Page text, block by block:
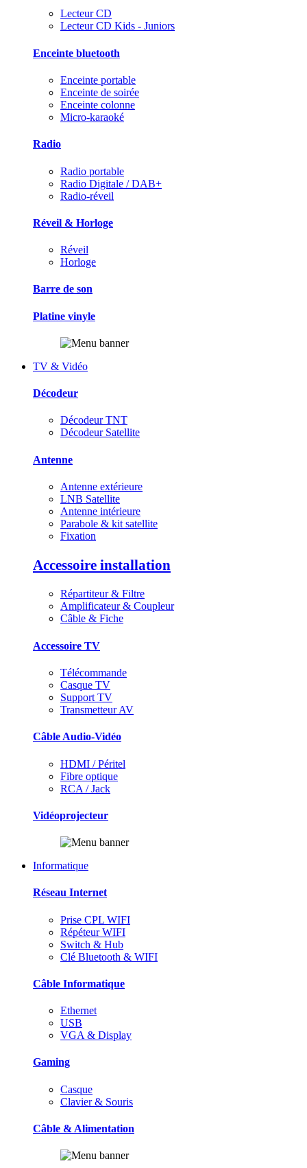
Lecteur CD
Lecteur CD Kids - Juniors
Enceinte bluetooth
Enceinte portable
Enceinte de soirée
Enceinte colonne
Micro-karaoké
Radio
Radio portable
Radio Digitale / DAB+
Radio-réveil
Réveil & Horloge
Réveil
Horloge
Barre de son
Platine vinyle
TV & Vidéo
Décodeur
Décodeur TNT
Décodeur Satellite
Antenne
Antenne extérieure
LNB Satellite
Antenne intérieure
Parabole & kit satellite
Fixation
Accessoire installation
Répartiteur & Filtre
Amplificateur & Coupleur
Câble & Fiche
Accessoire TV
Télécommande
Casque TV
Support TV
Transmetteur AV
Câble Audio-Vidéo
HDMI / Péritel
Fibre optique
RCA / Jack
Vidéoprojecteur
Informatique
Réseau Internet
Prise CPL WIFI
Répéteur WIFI
Switch & Hub
Clé Bluetooth & WIFI
Câble Informatique
Ethernet
USB
VGA & Display
Gaming
Casque
Clavier & Souris
Câble & Alimentation